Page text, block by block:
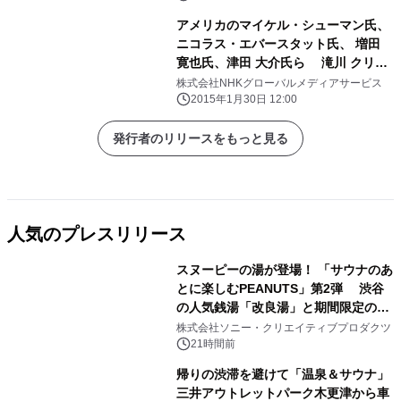
アメリカのマイケル・シューマン氏、
ニコラス・エバースタット氏、 増田
寛也氏、津田 大介氏ら 滝川 クリス
テル司会の「NHK」の国際討論番組で
「人口減少と地方再生」について議論
株式会社NHKグローバルメディアサービス
2015年1月30日 12:00
発行者のリリースをもっと見る
人気のプレスリリース
スヌーピーの湯が登場！ 「サウナのあ
とに楽しむPEANUTS」第2弾 渋谷
の人気銭湯「改良湯」と期間限定のコ
ラボレーション サウナイキタイコラ
ボグッズも発売決定！
株式会社ソニー・クリエイティブプロダクツ
21時間前
帰りの渋滞を避けて「温泉＆サウナ」
三井アウトレットパーク木更津から車